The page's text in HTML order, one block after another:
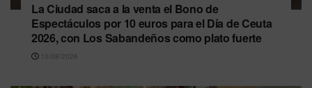
La Ciudad saca a la venta el Bono de
Espectáculos por 10 euros para el Día de Ceuta
2026, con Los Sabandeños como plato fuerte
10/08/2026